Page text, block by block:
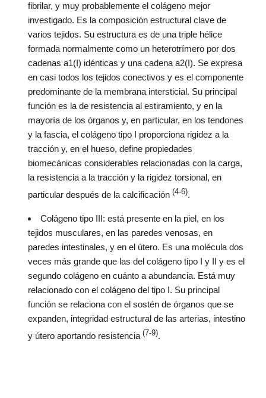
fibrilar, y muy probablemente el colágeno mejor
investigado. Es la composición estructural clave de
varios tejidos. Su estructura es de una triple hélice
formada normalmente como un heterotrímero por dos
cadenas a1(I) idénticas y una cadena a2(I). Se expresa
en casi todos los tejidos conectivos y es el componente
predominante de la membrana intersticial. Su principal
función es la de resistencia al estiramiento, y en la
mayoría de los órganos y, en particular, en los tendones
y la fascia, el colágeno tipo I proporciona rigidez a la
tracción y, en el hueso, define propiedades
biomecánicas considerables relacionadas con la carga,
la resistencia a la tracción y la rigidez torsional, en
particular después de la calcificación (4-6).
Colágeno tipo III: está presente en la piel, en los
tejidos musculares, en las paredes venosas, en
paredes intestinales, y en el útero. Es una molécula dos
veces más grande que las del colágeno tipo I y II y es el
segundo colágeno en cuánto a abundancia. Está muy
relacionado con el colágeno del tipo I. Su principal
función se relaciona con el sostén de órganos que se
expanden, integridad estructural de las arterias, intestino
y útero aportando resistencia (7-9).